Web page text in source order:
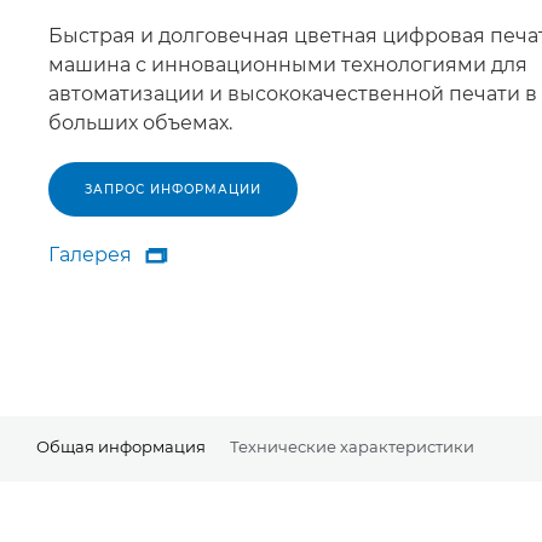
Быстрая и долговечная цветная цифровая
машина с инновационными технологиями для
автоматизации и высококачественной печати в
больших объемах.
ЗАПРОС ИНФОРМАЦИИ
Галерея
Галерея

Общая информация Технические характеристики